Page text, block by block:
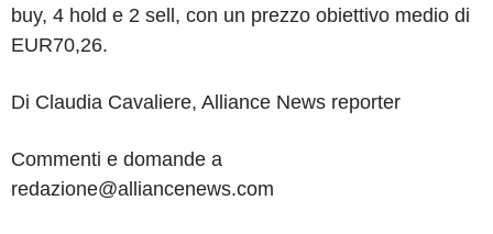
buy, 4 hold e 2 sell, con un prezzo obiettivo medio di
EUR70,26.
Di Claudia Cavaliere, Alliance News reporter
Commenti e domande a
redazione@alliancenews.com